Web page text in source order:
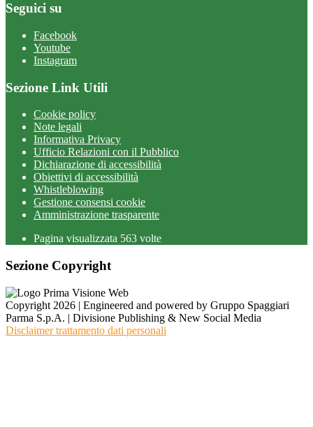
Seguici su
Facebook
Youtube
Instagram
Sezione Link Utili
Cookie policy
Note legali
Informativa Privacy
Ufficio Relazioni con il Pubblico
Dichiarazione di accessibilità
Obiettivi di accessibilità
Whistleblowing
Gestione consensi cookie
Amministrazione trasparente
Pagina visualizzata 563 volte
Sezione Copyright
Copyright 2026 | Engineered and powered by Gruppo Spaggiari
Parma S.p.A. | Divisione Publishing & New Social Media
Disclaimer trattamento dati personali